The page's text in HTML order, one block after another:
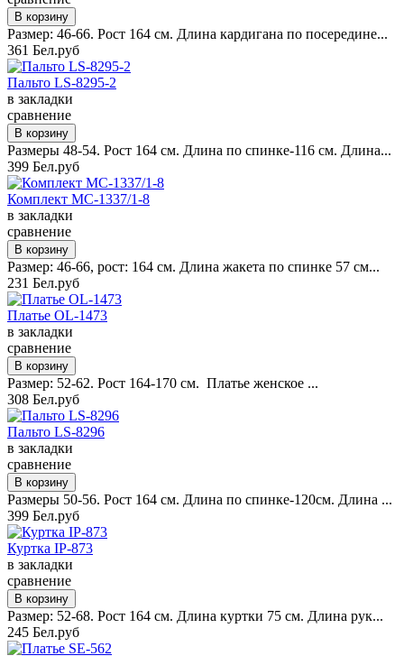
Размер: 46-66. Рост 164 см. Длина кардигана по посередине...
361 Бел.руб
Пальто LS-8295-2
в закладки
сравнение
Размеры 48-54. Рост 164 см. Длина по спинке-116 см. Длина...
399 Бел.руб
Комплект MC-1337/1-8
в закладки
сравнение
Размер: 46-66, рост: 164 см. Длина жакета по спинке 57 см...
231 Бел.руб
Платье OL-1473
в закладки
сравнение
Размер: 52-62. Рост 164-170 см. Платье женское ...
308 Бел.руб
Пальто LS-8296
в закладки
сравнение
Размеры 50-56. Рост 164 см. Длина по спинке-120см. Длина ...
399 Бел.руб
Куртка IP-873
в закладки
сравнение
Размер: 52-68. Рост 164 см. Длина куртки 75 см. Длина рук...
245 Бел.руб